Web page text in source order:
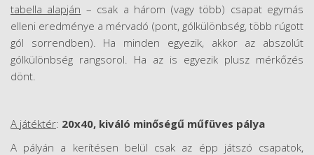
tabella alapján – csak a három (vagy több) csapat egymás
elleni eredménye a mérvadó (pont, gólkülönbség, több rúgott
gól sorrendben). Ha minden egyezik, akkor az abszolút
gólkülönbség rangsorol. Ha az is egyezik plusz mérkőzés
dönt.
A játéktér: 20x40, kiváló minőségű műfüves pálya
A pályán a kerítésen belül csak az épp játszó csapatok,